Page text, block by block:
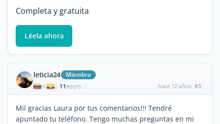
Completa y gratuita
Léela ahora
leticia24 Miembro
| 11 POSTS hace 12 años #3
Mil gracias Laura por tus comentarios!!! Tendré
apuntado tu teléfono. Tengo muchas preguntas en mi